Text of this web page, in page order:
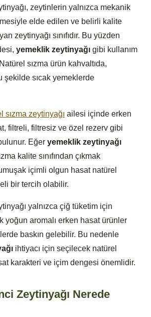
zeytinlerin yalnızca mekanik
elde edilen ve belirli kalite
zeytinyağı sınıfıdır. Bu yüzden
yemeklik zeytinyağı gibi kullanım
sızma ürün kahvaltıda,
şekilde sıcak yemeklerde
sızma zeytinyağı ailesi içinde erken
filtreli, filtresiz ve özel rezerv gibi
Eğer yemeklik zeytinyağı
kalite sınıfından çıkmak
içimli olgun hasat natürel
bir tercih olabilir.
yalnızca çiğ tüketim için
yoğun aromalı erken hasat ürünler
baskın gelebilir. Bu nedenle
ihtiyacı için seçilecek natürel
karakteri ve içim dengesi önemlidir.
Zeytinyağı Nerede